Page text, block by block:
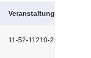
Veranstaltungskürzel
11-52-11210-2602